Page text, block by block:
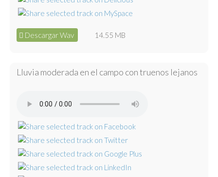
Descargar Wav 14.55 MB
Lluvia moderada en el campo con truenos lejanos